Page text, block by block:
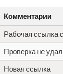
Комментарии
Рабочая ссылка
Проверка не
Новая ссылка